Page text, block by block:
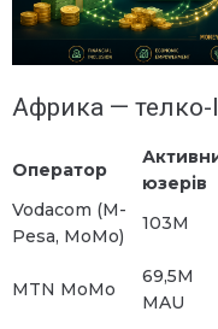
Африка — телко-
Оператор
юзерів
Vodacom (M-
Pesa, MoMo)
103M
MTN MoMo
69,5M
MAU